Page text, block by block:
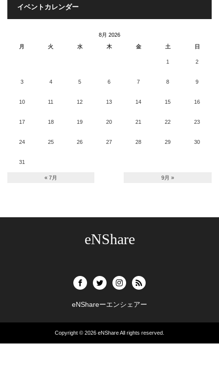
イベントカレンダー
8月 2026
月
火 水 木 金 土 日
1 2
3 4 5 6 7 8 9
10 11 12 13 14 15 16
17 18 19 20 21 22 23
24 25 26 27 28 29 30
31
« 7月 9月 »
eNShare
eNShareーエンシェアー
Copyright © 2026 eNShareAll rights reserved.